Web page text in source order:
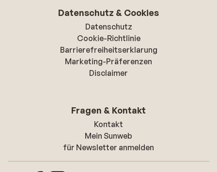
Datenschutz & Cookies
Datenschutz
Cookie-Richtlinie
Barrierefreiheitserklarung
Marketing-Präferenzen
Disclaimer
Fragen & Kontakt
Kontakt
Mein Sunweb
für Newsletter anmelden